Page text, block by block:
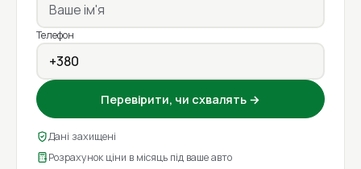
Телефон
Перевірити, чи схвалять →
Дані захищені
Розрахунок ціни в місяць під ваше авто